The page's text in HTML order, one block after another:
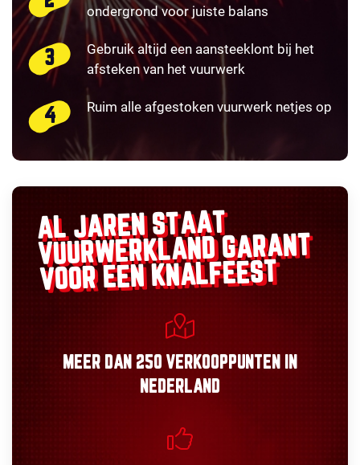
ondergrond voor juiste balans
Gebruik altijd een aansteeklont bij het
afsteken van het vuurwerk
Ruim alle afgestoken vuurwerk netjes op
AL JAREN STAAT
VUURWERKLANDGARANT
VOOR EEN KNALFEEST
MEER DAN 250 VERKOOPPUNTEN
IN
NEDERLAND